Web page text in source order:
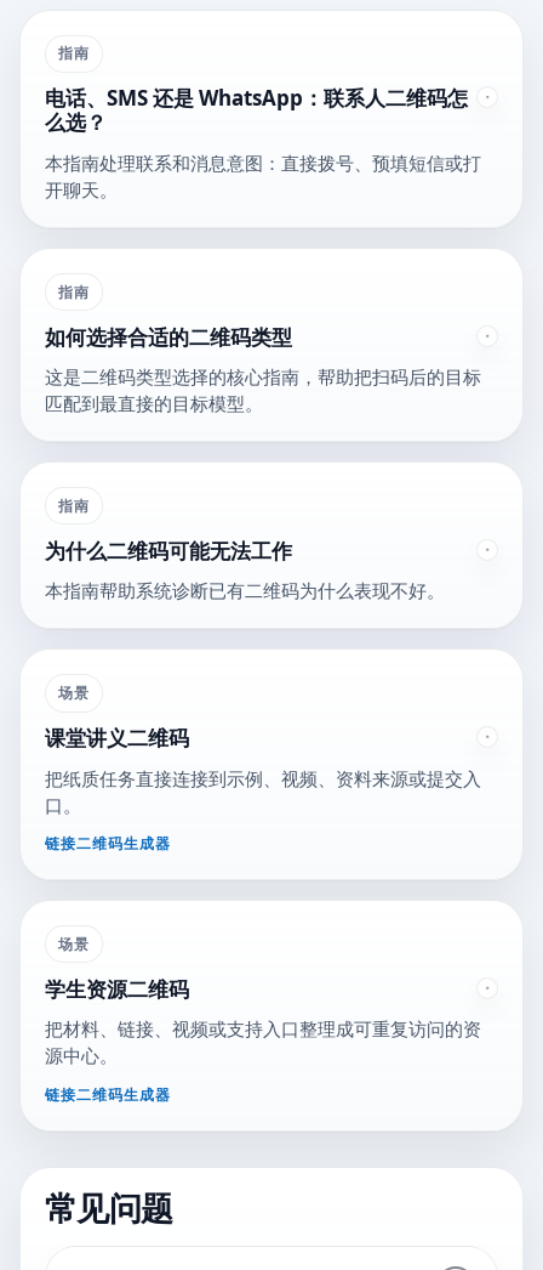
指南
电话、SMS 还是 WhatsApp：联系人二维码怎
么选？
本指南处理联系和消息意图：直接拨号、预填短信或打
开聊天。
指南
如何选择合适的二维码类型
这是二维码类型选择的核心指南，帮助把扫码后的目标
匹配到最直接的目标模型。
指南
为什么二维码可能无法工作
本指南帮助系统诊断已有二维码为什么表现不好。
场景
课堂讲义二维码
把纸质任务直接连接到示例、视频、资料来源或提交入
口。
链接二维码生成器
场景
学生资源二维码
把材料、链接、视频或支持入口整理成可重复访问的资
源中心。
链接二维码生成器
常见问题